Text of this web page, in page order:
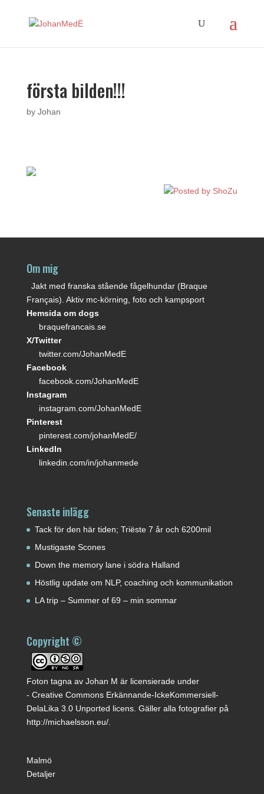
första bilden!!!
by Johan
Om mig
Jakt med franska stående fågelhundar (Braque
Français). Aktiv mc-körning, foto och kampsport
Hemsida om dogs
braquefrancais.se
X/Twitter
twitter.com/JohanMedE
Facebook
facebook.com/JohanMedE
Instagram
instagram.com/JohanMedE
Pinterest
pinterest.com/johanMedE/
LinkedIn
linkedin.com/in/johanmede
Senaste inlägg
Tack för den här tiden; Triëste 7 år och 6200mil
Mustigaste Scones
Down the memory lane i södra Halland
Höstlig update om NLP, coaching och kommunikation
LA trip – Summer of 69 – min sommar
Copyright ©
Foton tagna av Johan M är licensierade under
- Creative Commons Erkännande-IckeKommersiell-
DelaLika 3.0 Unported licens. Gäller alla fotografier på
http://michaelsson.eu/.
Malmö
Detaljer